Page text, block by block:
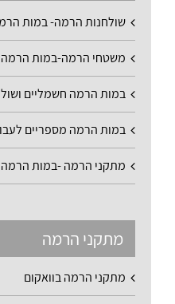
שולחנות הרמה- במות
משטחי הרמה-במות הרמה
במות הרמה חשמליים
במות הרמה מספריים
מתקני הרמה -במות
מתקני הרמה
מתקני הרמה בוואקום